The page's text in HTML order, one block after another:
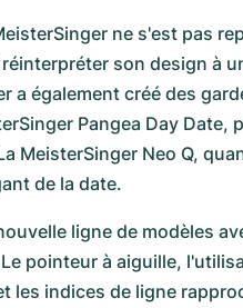
ne s'est pas
son design à
a également créé des
Pangea Day Date,
MeisterSinger Neo Q,
de la date.
ligne de modèles
pointeur à aiguille,
les indices de ligne